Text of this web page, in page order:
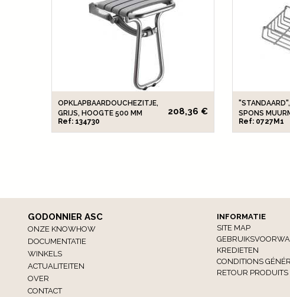
OPKLAPBAARDOUCHEZITJE,
GRIJS, HOOGTE 500 MM
Ref: 134730
208,36 €
SPONS
Ref: 0727M1
GODONNIER ASC
ONZE KNOWHOW
DOCUMENTATIE
WINKELS
ACTUALITEITEN
OVER
CONTACT
INFORMATIE
SITE MAP
KREDIETEN
CONDITIONS
RETOUR PRODUITS